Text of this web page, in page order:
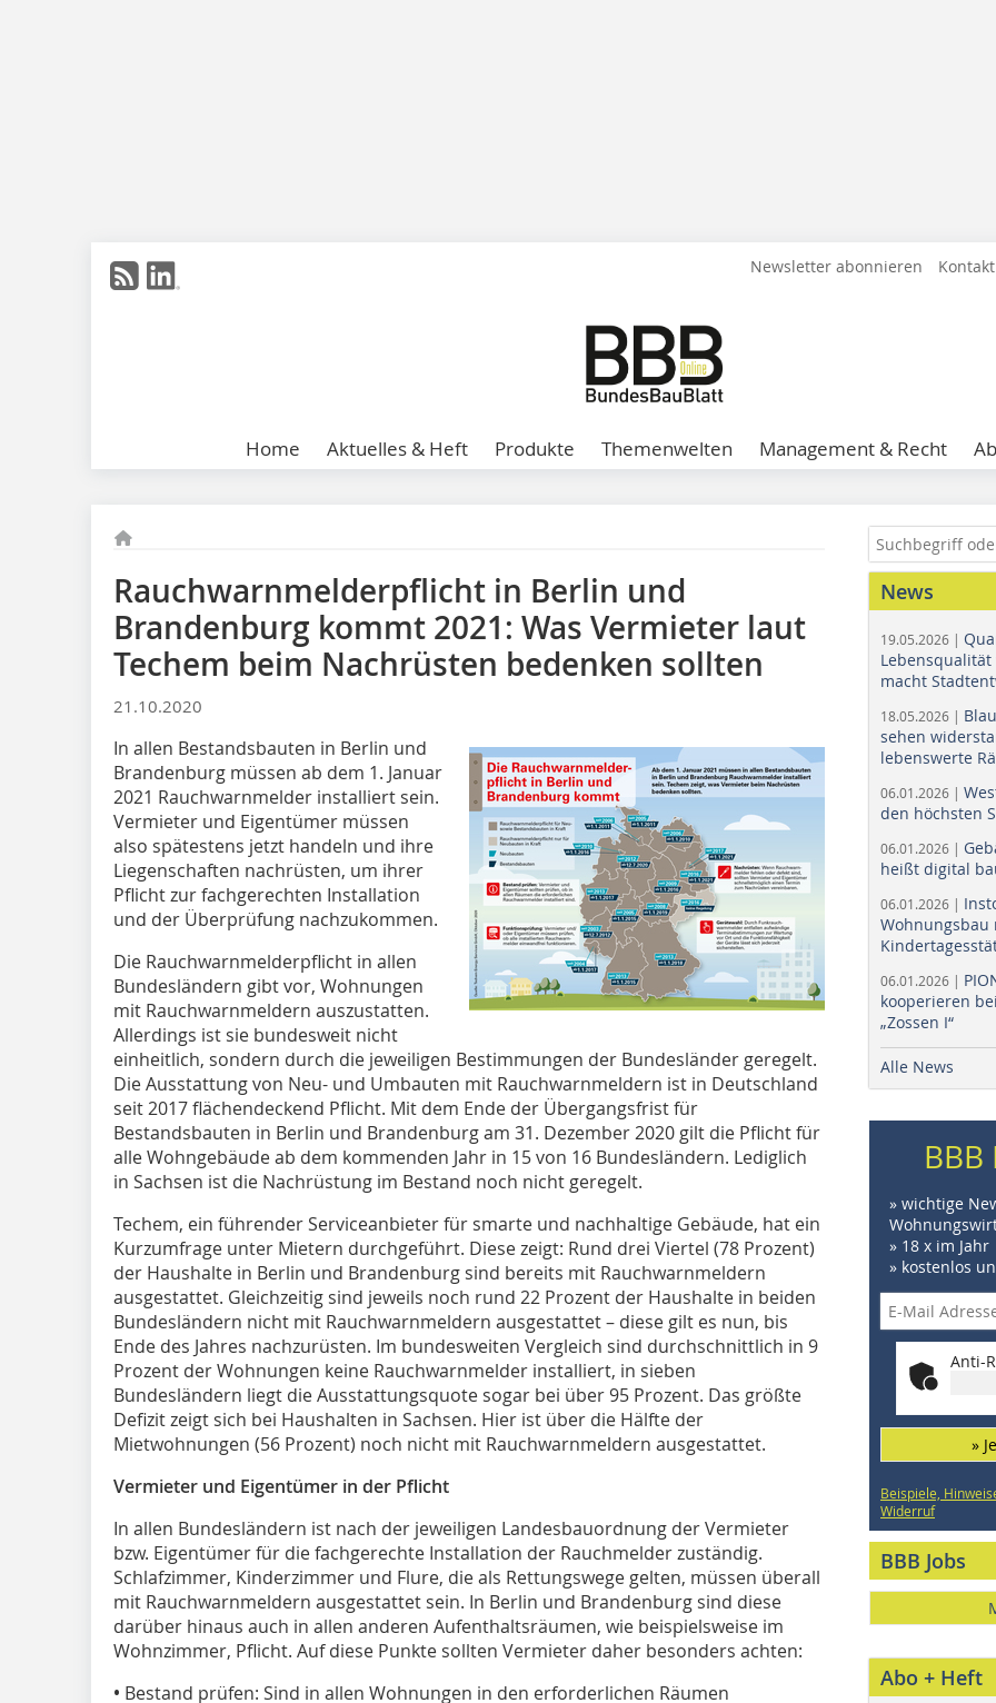
Newsletter abonnieren
Home Aktuelles & Heft Produkte Themenwelten Management & Recht
Rauchwarnmelderpflicht in Berlin und
Brandenburg kommt 2021: Was Vermieter laut
Techem beim Nachrüsten bedenken sollten
21.10.2020
In allen Bestandsbauten in Berlin und
Brandenburg müssen ab dem 1. Januar
2021 Rauchwarnmelder installiert sein.
Vermieter und Eigentümer müssen
also spätestens jetzt handeln und ihre
Liegenschaften nachrüsten, um ihrer
Pflicht zur fachgerechten Installation
und der Überprüfung nachzukommen.
Die Rauchwarnmelderpflicht in allen
Bundesländern gibt vor, Wohnungen
mit Rauchwarnmeldern auszustatten.
Allerdings ist sie bundesweit nicht
einheitlich, sondern durch die jeweiligen Bestimmungen der Bundesländer geregelt.
Die Ausstattung von Neu- und Umbauten mit Rauchwarnmeldern ist in Deutschland
seit 2017 flächendeckend Pflicht. Mit dem Ende der Übergangsfrist für
Bestandsbauten in Berlin und Brandenburg am 31. Dezember 2020 gilt die Pflicht für
alle Wohngebäude ab dem kommenden Jahr in 15 von 16 Bundesländern. Lediglich
in Sachsen ist die Nachrüstung im Bestand noch nicht geregelt.
Techem, ein führender Serviceanbieter für smarte und nachhaltige Gebäude, hat ein
Kurzumfrage unter Mietern durchgeführt. Diese zeigt: Rund drei Viertel (78 Prozent)
der Haushalte in Berlin und Brandenburg sind bereits mit Rauchwarnmeldern
ausgestattet. Gleichzeitig sind jeweils noch rund 22 Prozent der Haushalte in beiden
Bundesländern nicht mit Rauchwarnmeldern ausgestattet – diese gilt es nun, bis
Ende des Jahres nachzurüsten. Im bundesweiten Vergleich sind durchschnittlich in 9
Prozent der Wohnungen keine Rauchwarnmelder installiert, in sieben
Bundesländern liegt die Ausstattungsquote sogar bei über 95 Prozent. Das größte
Defizit zeigt sich bei Haushalten in Sachsen. Hier ist über die Hälfte der
Mietwohnungen (56 Prozent) noch nicht mit Rauchwarnmeldern ausgestattet.
Vermieter und Eigentümer in der Pflicht
In allen Bundesländern ist nach der jeweiligen Landesbauordnung der Vermieter
bzw. Eigentümer für die fachgerechte Installation der Rauchmelder zuständig.
Schlafzimmer, Kinderzimmer und Flure, die als Rettungswege gelten, müssen überall
mit Rauchwarnmeldern ausgestattet sein. In Berlin und Brandenburg sind diese
darüber hinaus auch in allen anderen Aufenthaltsräumen, wie beispielsweise im
Wohnzimmer, Pflicht. Auf diese Punkte sollten Vermieter daher besonders achten:
• Bestand prüfen: Sind in allen Wohnungen in den erforderlichen Räumen
News
19.05.2026 |
macht
18.05.2026 |
sehen
lebenswerte
06.01.2026 |
den höchsten
06.01.2026 |
heißt digital
06.01.2026 |
Wohnungsbau
06.01.2026 |
kooperieren
„Zossen I“
Alle News
» wichtige
» 18 x im Jahr
» kostenlos
Anti-
»
Beispiele,
Widerruf
BBB Jobs
Abo + Heft